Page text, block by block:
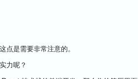
是需要非常注意的。
力呢？